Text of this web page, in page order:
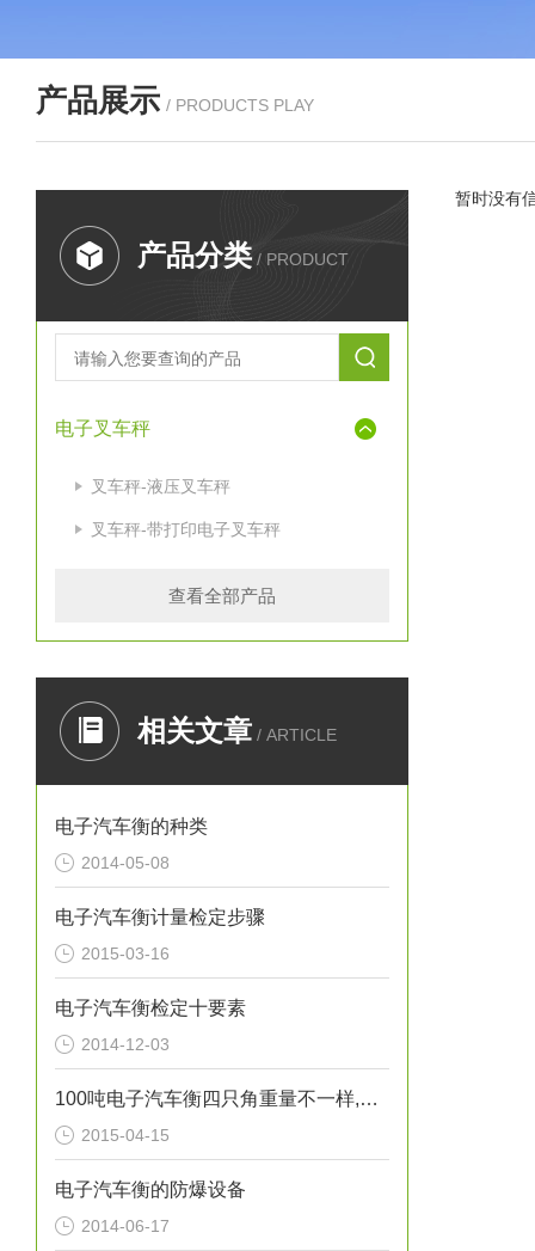
产品展示 / PRODUCTS PLAY
产品分类 / PRODUCT
电子叉车秤
叉车秤-液压叉车秤
叉车秤-带打印电子叉车秤
查看全部产品
相关文章 / ARTICLE
电子汽车衡的种类
2014-05-08
电子汽车衡计量检定步骤
2015-03-16
电子汽车衡检定十要素
2014-12-03
100吨电子汽车衡四只角重量不一样,怎么办？
2015-04-15
电子汽车衡的防爆设备
2014-06-17
暂时没有